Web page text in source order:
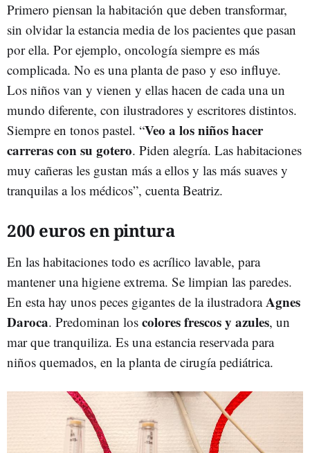
Primero piensan la habitación que deben transformar,
sin olvidar la estancia media de los pacientes que pasan
por ella. Por ejemplo, oncología siempre es más
complicada. No es una planta de paso y eso influye.
Los niños van y vienen y ellas hacen de cada una un
mundo diferente, con ilustradores y escritores distintos.
Siempre en tonos pastel. “Veo a los niños hacer
carreras con su gotero. Piden alegría. Las habitaciones
muy cañeras les gustan más a ellos y las más suaves y
tranquilas a los médicos”, cuenta Beatriz.
200 euros en pintura
En las habitaciones todo es acrílico lavable, para
mantener una higiene extrema. Se limpian las paredes.
En esta hay unos peces gigantes de la ilustradoraAgnes
Daroca. Predominan los colores frescos y azules, un
mar que tranquiliza. Es una estancia reservada para
niños quemados, en la planta de cirugía pediátrica.